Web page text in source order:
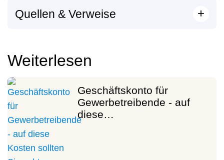
Quellen & Verweise +
Weiterlesen
Geschäftskonto für
Gewerbetreibende - auf
diese…